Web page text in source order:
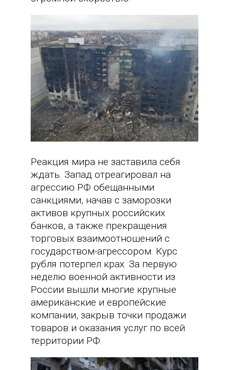
Реакция мира не заставила себя
ждать. Запад отреагировал на
агрессию РФ обещанными
санкциями, начав с заморозки
активов крупных российских
банков, а также прекращения
торговых взаимоотношений с
государством-агрессором. Курс
рубля потерпел крах. За первую
неделю военной активности из
России вышли многие крупные
американские и европейские
компании, закрыв точки продажи
товаров и оказания услуг по всей
территории РФ.